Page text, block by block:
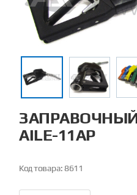
AILE-11AP
Код товара:8611